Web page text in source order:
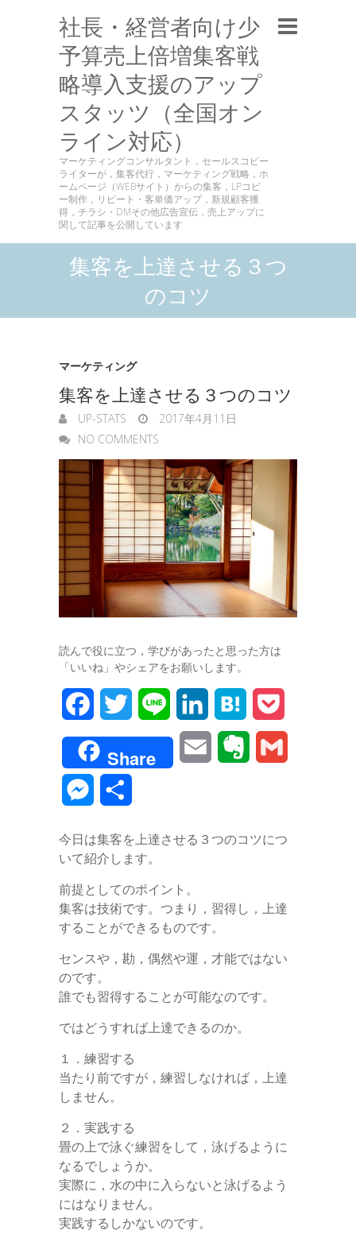
社長・経営者向け少
予算売上倍増集客戦
略導入支援のアップ
スタッツ（全国オン
ライン対応）
マーケティングコンサルタント，セールスコピー
ライターが，集客代行，マーケティング戦略，ホ
ームページ（WEBサイト）からの集客，LPコピ
ー制作，リピート・客単価アップ，新規顧客獲
得，チラシ・DMその他広告宣伝，売上アップに
関して記事を公開しています
集客を上達させる３つ
のコツ
マーケティング
集客を上達させる３つのコツ
UP-STATS
2017年4月11日
NO COMMENTS
読んで役に立つ，学びがあったと思った方は
「いいね」やシェアをお願いします。
a
c
e
b
o
o
w
i
e
r
i
n
i
n
n
a
t
o
c
Share
i
r
e
s
s
e
g
今日は集客を上達させる３つのコツにつ
いて紹介します。
前提としてのポイント。
集客は技術です。つまり，習得し，上達
することができるものです。
センスや，勘，偶然や運，才能ではない
のです。
誰でも習得することが可能なのです。
ではどうすれば上達できるのか。
１．練習する
当たり前ですが，練習しなければ，上達
しません。
２．実践する
畳の上で泳ぐ練習をして，泳げるように
なるでしょうか。
実際に，水の中に入らないと泳げるよう
にはなりません。
実践するしかないのです。